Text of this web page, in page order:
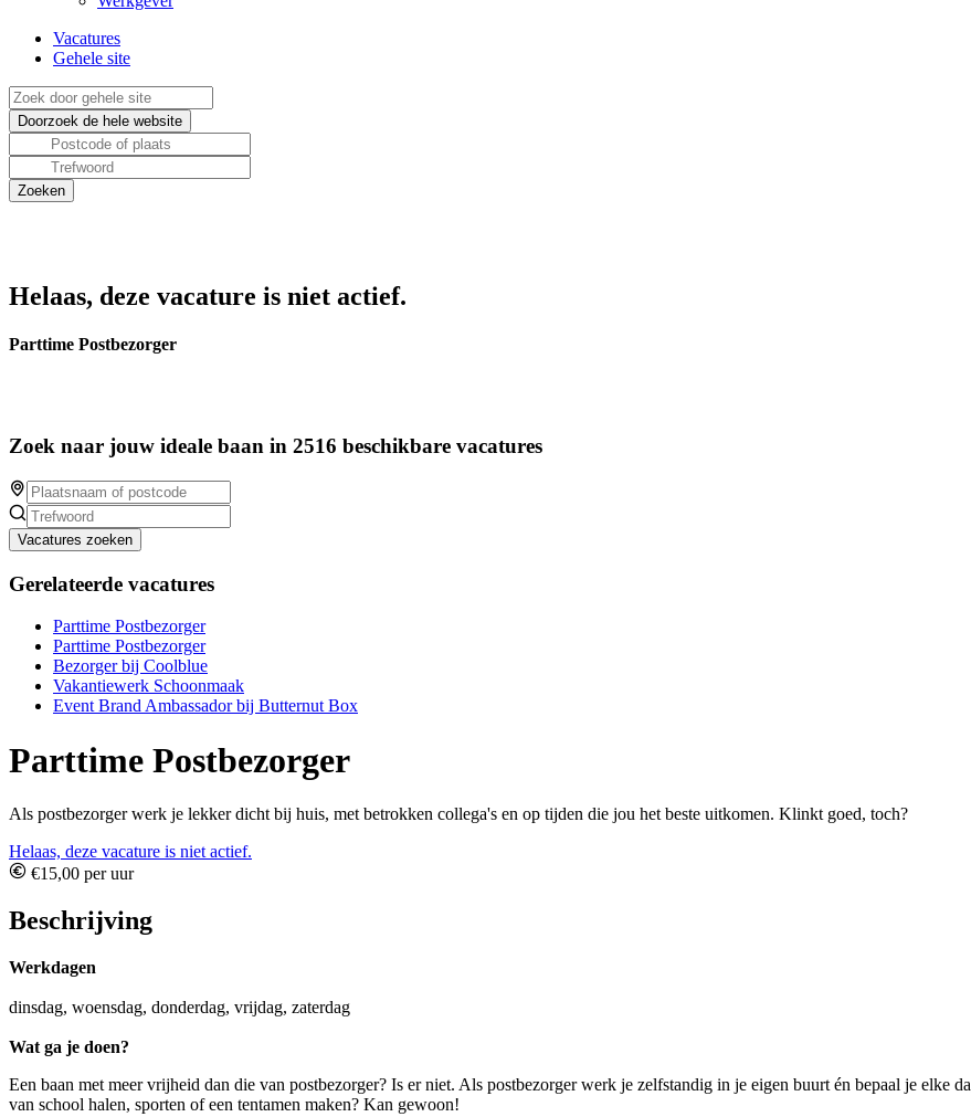
Vacatures
Gehele site
Helaas, deze vacature is niet actief.
Parttime Postbezorger
Zoek naar jouw ideale baan in 2516 beschikbare vacatures
Vacatures zoeken
Gerelateerde vacatures
Parttime Postbezorger
Parttime Postbezorger
Bezorger bij Coolblue
Vakantiewerk Schoonmaak
Event Brand Ambassador bij Butternut Box
Parttime Postbezorger
Als postbezorger werk je lekker dicht bij huis, met betrokken collega's en op tijden die jou het beste uitkomen. Klinkt goed, toch?
Helaas, deze vacature is niet actief.
€15,00 per uur
Beschrijving
Werkdagen
dinsdag, woensdag, donderdag, vrijdag, zaterdag
Wat ga je doen?
Een baan met meer vrijheid dan die van postbezorger? Is er niet. Als postbezorger werk je zelfstandig in je eigen buurt én bepaal je
van school halen, sporten of een tentamen maken? Kan gewoon!